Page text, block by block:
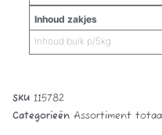
Inhoud zakjes
Inhoud bulk p/5kg
SKU 115782
Categorieën Assortiment